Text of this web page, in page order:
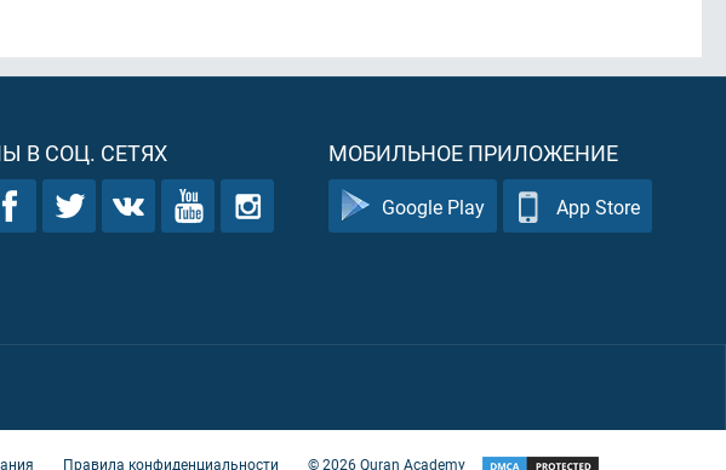
В СОЦ. СЕТЯХ МОБИЛЬНОЕ ПРИЛОЖЕНИЕ
Google Play App Store
Правила конфиденциальности ©2026Quran Academy